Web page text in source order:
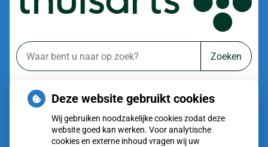
Zoeken
Betrouwbare informatie over ziekte en gezondheid
Deze website gebruikt cookies
Wij gebruiken noodzakelijke cookies zodat deze
website goed kan werken. Voor analytische
cookies en externe inhoud vragen wij uw